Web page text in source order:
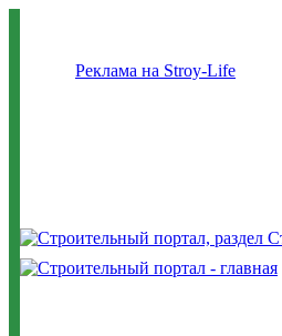
Реклама на Stroy-Life